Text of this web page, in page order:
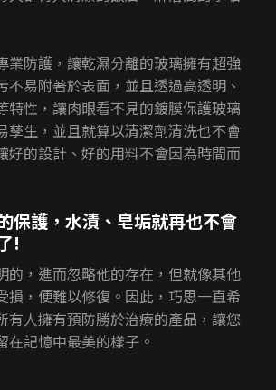
業防護，讓乾濕分離的玻璃擁有超強
不易附著於表面，並且透過高透明、
特性，讓肉眼看不見的鍍膜保護玻璃
孳生，並且就算以清潔劑清洗也不會
好的設計、好的用料不會因為時間而
保護，水漬、皂垢就再也不會
!
的，進而忽略他的存在，但就像其他
損，便難以修復。因此，巧思一直希
有人擁有預防勝於治療的產品，讓您
在記憶中最美的樣子。